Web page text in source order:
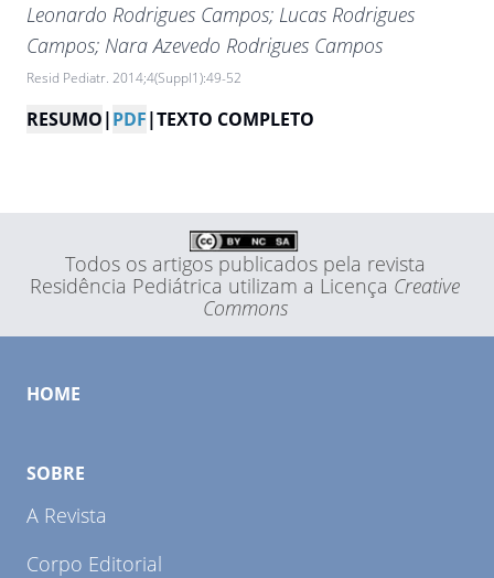
Leonardo Rodrigues Campos; Lucas Rodrigues
Campos; Nara Azevedo Rodrigues Campos
Resid Pediatr. 2014;4(Suppl1):49-52
RESUMO|PDF|TEXTO COMPLETO
Todos os artigos publicados pela revista
Residência Pediátrica utilizam a Licença Creative
Commons
HOME
SOBRE
A Revista
Corpo Editorial